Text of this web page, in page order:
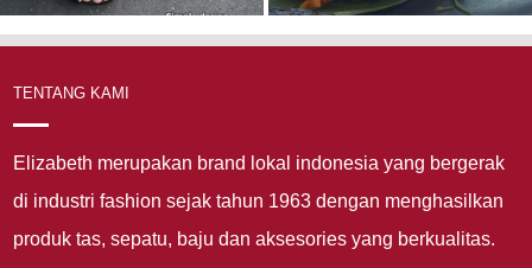
TENTANG KAMI
Elizabeth merupakan brand lokal indonesia yang bergerak
di industri fashion sejak tahun 1963 dengan menghasilkan
produk tas, sepatu, baju dan aksesories yang berkualitas.